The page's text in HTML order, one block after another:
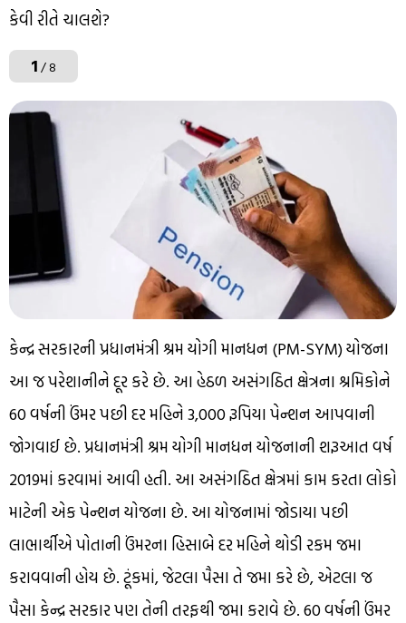
કેવી રીતે ચાલશે?
1/ 8
કેન્દ્ર સરકારની પ્રધાનમંત્રી શ્રમ યોગી માનધન (PM-SYM) યોજના
આ જ પરેશાનીને દૂર કરે છે. આ હેઠળ અસંગઠિત ક્ષેત્રના શ્રમિકોને
60 વર્ષની ઉંમર પછી દર મહિને 3,000 રૂપિયા પેન્શન આપવાની
જોગવાઈ છે. પ્રધાનમંત્રી શ્રમ યોગી માનધન યોજનાની શરૂઆત વર્ષ
2019માં કરવામાં આવી હતી. આ અસંગઠિત ક્ષેત્રમાં કામ કરતા લોકો
માટેની એક પેન્શન યોજના છે. આ યોજનામાં જોડાયા પછી
લાભાર્થીએ પોતાની ઉંમરના હિસાબે દર મહિને થોડી રકમ જમા
કરાવવાની હોય છે. ટૂંકમાં, જેટલા પૈસા તે જમા કરે છે, એટલા જ
પૈસા કેન્દ્ર સરકાર પણ તેની તરફથી જમા કરાવે છે. 60 વર્ષની ઉંમર